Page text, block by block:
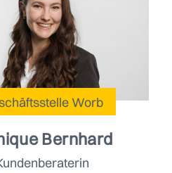
Worb
Bernhard